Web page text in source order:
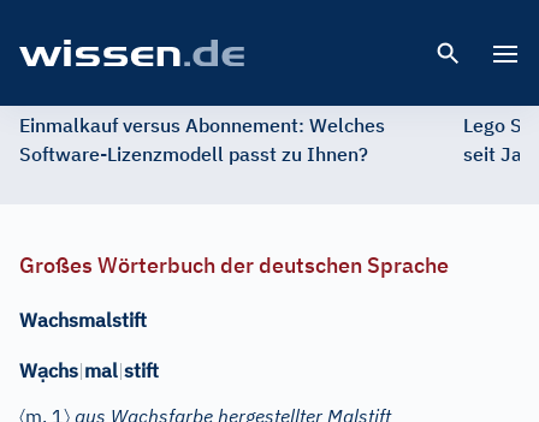
Einmalkauf versus Abonnement: Welches
Software-Lizenzmodell passt zu Ihnen?
Lego
seit
Großes Wörterbuch der deutschen Sprache
Wachsmalstift
Wạchs|mal|stift
〈m. 1〉 aus Wachsfarbe hergestellter Malstift